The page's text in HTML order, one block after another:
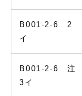
B001-2-6 2
イ
B001-2-6 注
3イ